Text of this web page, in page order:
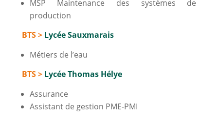
MSP Maintenance des systèmes de
production
BTS > Lycée Sauxmarais
Métiers de l’eau
BTS > Lycée Thomas Hélye
Assurance
Assistant de gestion PME-PMI